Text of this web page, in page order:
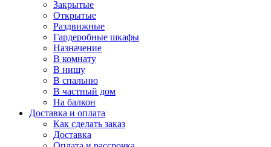
Закрытые
Открытые
Раздвижные
Гардеробные шкафы
Назначение
В комнату
В нишу
В спальню
В частный дом
На балкон
Доставка и оплата
Как сделать заказ
Доставка